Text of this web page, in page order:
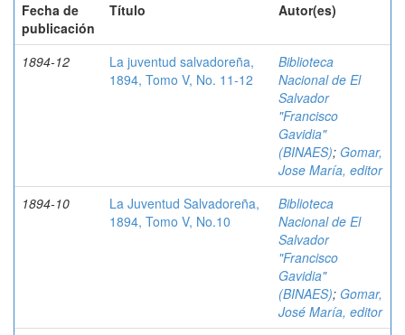
Fecha de
publicación
Título Autor(es)
1894-12
La juventud salvadoreña,
1894, Tomo V, No. 11-12
Biblioteca
Nacional de El
Salvador
"Francisco
Gavidia"
(BINAES); Gomar,
Jose María, editor
1894-10
La Juventud Salvadoreña,
1894, Tomo V, No.10
Biblioteca
Nacional de El
Salvador
"Francisco
Gavidia"
(BINAES); Gomar,
José María, editor